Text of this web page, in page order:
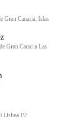
Gran Canaria, Islas
Gran Canaria Las
Lisboa P2